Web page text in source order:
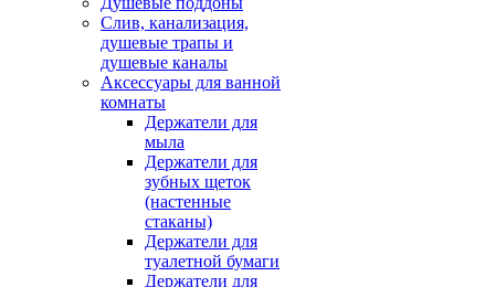
Слив, канализация,
душевые трапы и
душевые каналы
Аксессуары для ванной
комнаты
Держатели для
мыла
Держатели для
зубных щеток
(настенные
стаканы)
Держатели для
туалетной бумаги
Держатели для